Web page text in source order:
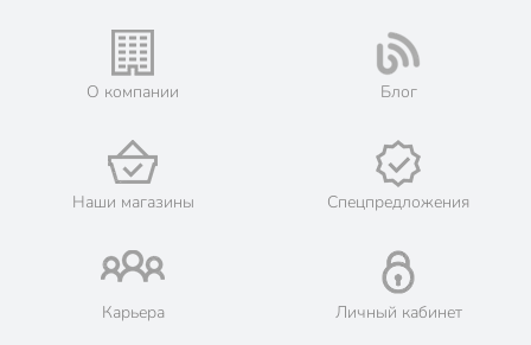
с запахом
Тип тары
канистра
Класс опасности
Антиплесень
Вес в упаковке
5 кг
О компании Блог
Наши магазины Спецпредложения
Карьера Личный кабинет